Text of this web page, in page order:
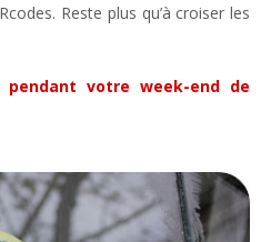
Reste plus qu’à croiser les
pendant votre week-end de